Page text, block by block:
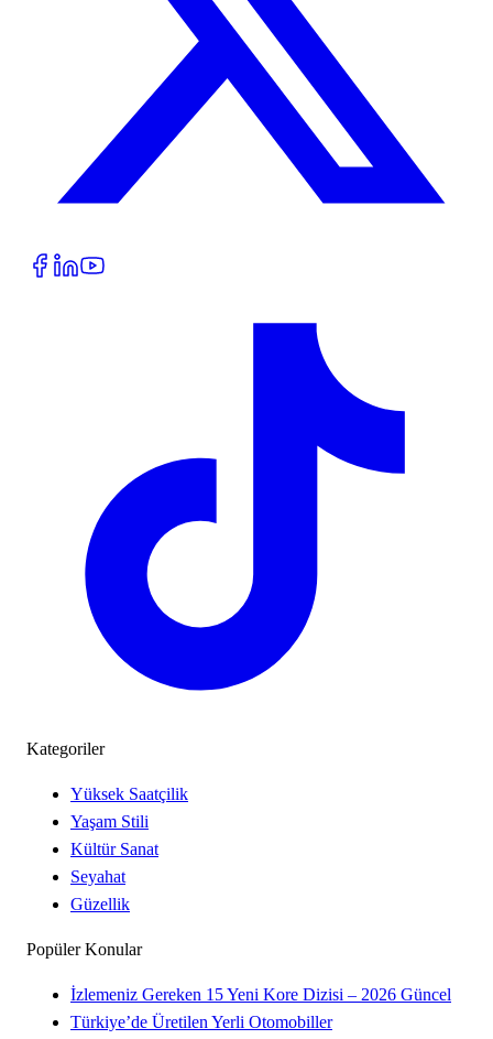
Kategoriler
Yüksek Saatçilik
Yaşam Stili
Kültür Sanat
Seyahat
Güzellik
Popüler Konular
İzlemeniz Gereken 15 Yeni Kore Dizisi – 2026 Güncel
Türkiye’de Üretilen Yerli Otomobiller